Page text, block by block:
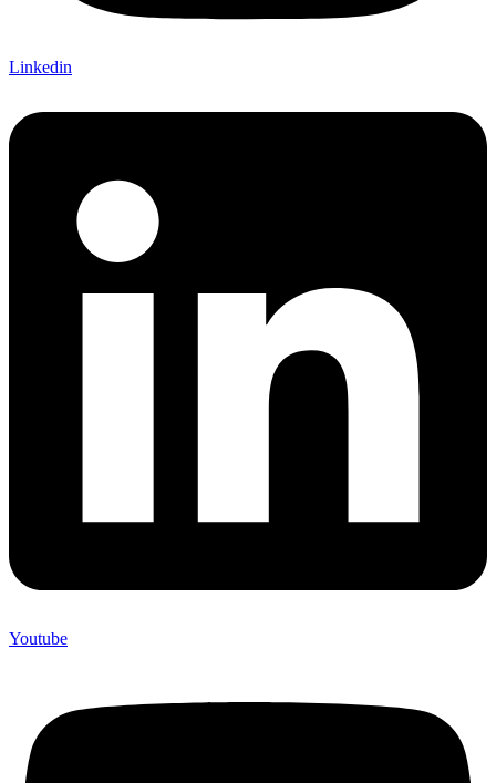
Linkedin
Youtube